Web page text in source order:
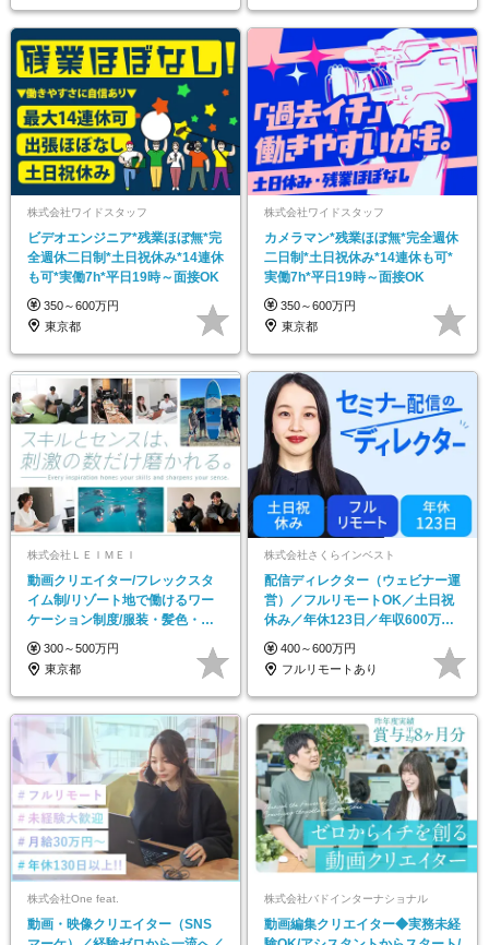
株式会社ワイドスタッフ
ビデオエンジニア*残業ほぼ無*完
全週休二日制*土日祝休み*14連休
も可*実働7h*平日19時～面接OK
350～600万円
東京都
株式会社ワイドスタッフ
カメラマン*残業ほぼ無*完全週休
二日制*土日祝休み*14連休も可*
実働7h*平日19時～面接OK
350～600万円
東京都
株式会社ＬＥＩＭＥＩ
動画クリエイター/フレックスタ
イム制/リゾート地で働けるワー
ケーション制度/服装・髪色・ネ
イル自由
300～500万円
東京都
株式会社さくらインベスト
配信ディレクター（ウェビナー運
営）／フルリモートOK／土日祝
休み／年休123日／年収600万円
可
400～600万円
フルリモートあり
株式会社One feat.
動画・映像クリエイター（SNS
株式会社バドインターナショナル
動画編集クリエイター◆実務未経